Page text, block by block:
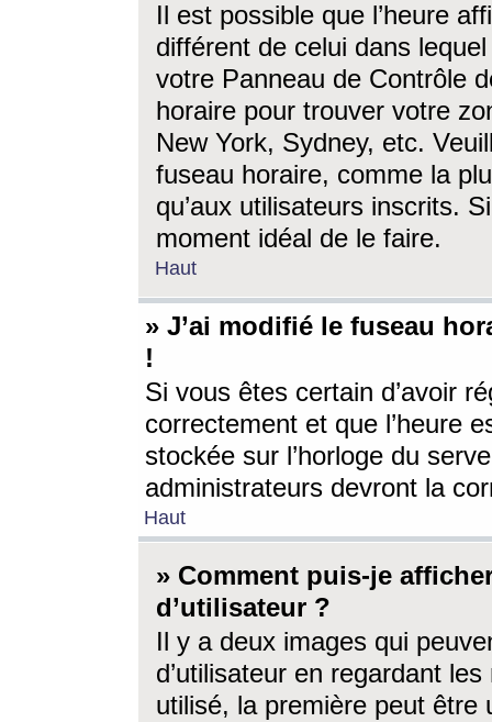
Il est possible que l’heure
différent de celui dans
votre Panneau de Contrôle
horaire pour trouver votre
New York, Sydney, etc.
fuseau horaire, comme la
qu’aux utilisateurs inscrits.
moment idéal de le faire.
Haut
» J’ai modifié le fuseau
!
Si vous êtes certain d’avoir
correctement et que l’heure
stockée sur l’horloge du
administrateurs devront la
Haut
» Comment puis-je
d’utilisateur ?
Il y a deux images qui
d’utilisateur en regardant
utilisé, la première peut être